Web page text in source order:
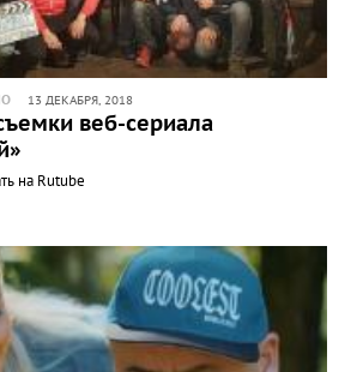
13 ДЕКАБРЯ, 2018
веб-сериала
на Rutube